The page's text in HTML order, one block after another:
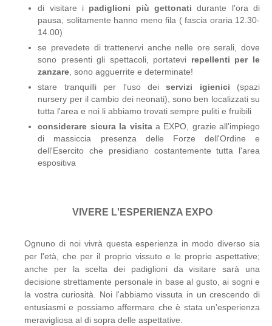
di visitare i padiglioni più gettonati durante l'ora di
pausa, solitamente hanno meno fila ( fascia oraria 12.30-
14.00)
se prevedete di trattenervi anche nelle ore serali, dove
sono presenti gli spettacoli, portatevi repellenti per le
zanzare , sono agguerrite e determinate!
stare tranquilli per l'uso deiservizi igienici (spazi
nursery per il cambio dei neonati), sono ben localizzati su
tutta l'area e noi li abbiamo trovati sempre puliti e fruibili
considerare sicura la visitaa EXPO, grazie all'impiego
di massiccia presenza delle Forze dell'Ordine e
dell'Esercito che presidiano costantemente tutta l'area
espositiva
VIVERE L'ESPERIENZA EXPO
Ognuno di noi vivrà questa esperienza in modo diverso sia
per l'età, che per il proprio vissuto e le proprie aspettative;
anche per la scelta dei padiglioni da visitare sarà una
decisione strettamente personale in base al gusto, ai sogni e
la vostra curiosità. Noi l'abbiamo vissuta in un crescendo di
entusiasmi e possiamo affermare che è stata un'esperienza
meravigliosa al di sopra delle aspettative.